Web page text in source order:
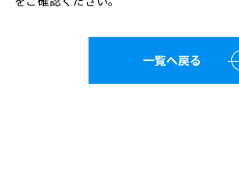
一覧へ戻る